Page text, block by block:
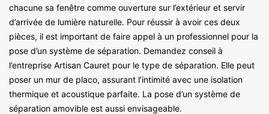
chacune sa fenêtre comme ouverture sur l’extérieur et servir
d’arrivée de lumière naturelle. Pour réussir à avoir ces deux
pièces, il est important de faire appel à un professionnel pour la
pose d’un système de séparation. Demandez conseil à
l’entreprise Artisan Cauret pour le type de séparation. Elle peut
poser un mur de placo, assurant l’intimité avec une isolation
thermique et acoustique parfaite. La pose d’un système de
séparation amovible est aussi envisageable.